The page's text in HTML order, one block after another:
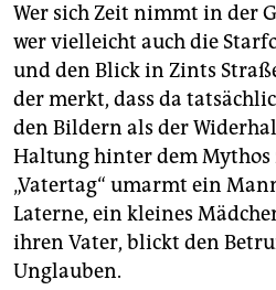
Wer sich Zeit nimmt in der
wer vielleicht auch die
und den Blick in Zints
der merkt, dass da
den Bildern als der
Haltung hinter dem Mythos
„Vatertag“ umarmt ein
Laterne, ein kleines
ihren Vater, blickt den
Unglauben.